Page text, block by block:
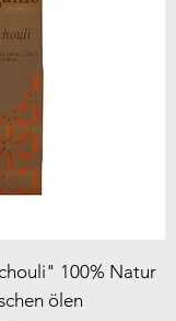
100% Natur
ölen